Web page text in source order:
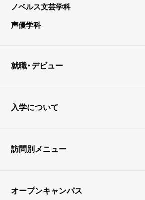
ノベルス文芸学科
声優学科
就職・デビュー
入学について
訪問別メニュー
オープンキャンパス